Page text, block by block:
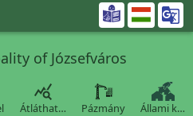

of Józsefváros

Átláthat… Pázmány Állami k…